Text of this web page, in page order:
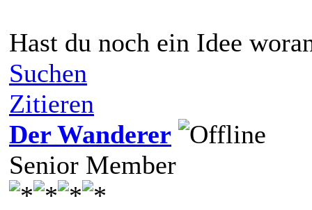
Hast du noch ein Idee
Suchen
Zitieren
Der Wanderer
Senior Member